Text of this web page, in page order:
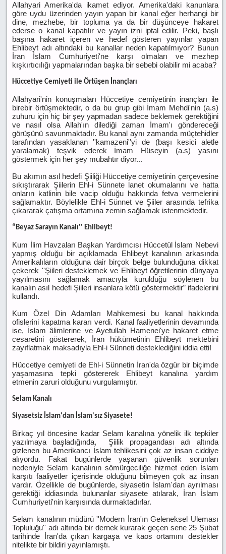
Allahyari Amerika'da ikamet ediyor. Amerika'daki kanunlara
göre uydu üzerinden yayın yapan bir kanal eğer herhangi bir
dine, mezhebe, bir topluma ya da bir düşünceye hakaret
ederse o kanal kapatılır ve yayın izni iptal edilir. Peki, başlı
başına hakaret içeren ve hedef gösteren yayınlar yapan
Ehlibeyt adı altındaki bu kanallar neden kapatılmıyor? Bunun
İran İslam Cumhuriyeti'ne karşı olmaları ve mezhep
kışkırtıcılığı yapmalarından başka bir sebebi olabilir mi acaba?
Hüccetiye Cemiyeti ile Örtüşen İnançları
Allahyari'nin konuşmaları Hüccetiye cemiyetinin inançları ile
birebir örtüşmektedir, o da bu grup gibi İmam Mehdi'nin (a.s)
zuhuru için hiç bir şey yapmadan sadece beklemek gerektiğini
ve nasıl olsa Allah'ın dilediği zaman İmam'ı göndereceği
görüşünü savunmaktadır. Bu kanal aynı zamanda müçtehidler
tarafından yasaklanan ''kamazeni''yi de (başı kesici aletle
yaralamak) teşvik ederek İmam Hüseyin (a.s) yasını
göstermek için her şey mubahtır diyor...
Bu akımın asıl hedefi Şiiliği Hüccetiye cemiyetinin çerçevesine
sıkıştırarak Şiilerin Ehl-i Sünnete lanet okumalarını ve hatta
onların katlinin bile vacip olduğu hakkında fetva vermelerini
sağlamaktır. Böylelikle Ehl-i Sünnet ve Şiiler arasında tefrika
çıkararak çatışma ortamına zemin sağlamak istenmektedir.
“Beyaz Sarayın Kanalı'' Ehlibeyt!
Kum İlim Havzaları Başkan Yardımcısı Hüccetül İslam Nebevi
yapmış olduğu bir açıklamada Ehlibeyt kanalının arkasında
Amerikalıların olduğuna dair birçok belge bulunduğuna dikkat
çekerek ''Şiileri desteklemek ve Ehlibeyt öğretilerinin dünyaya
yayılmasını sağlamak amacıyla kurulduğu söylenen bu
kanalın asıl hedefi Şiileri insanlara kötü göstermektir” ifadelerini
kullandı.
Kum Özel Din Adamları Mahkemesi bu kanal hakkında
ofislerini kapatma kararı verdi. Kanal faaliyetlerinin devamında
ise, İslam âlimlerine ve Ayetullah Hamenei'ye hakaret etme
cesaretini göstererek, İran hükümetinin Ehlibeyt mektebini
zayıflatmak maksadıyla Ehl-i Sünneti desteklediğini iddia etti!
Hüccetiye cemiyeti de Ehl-i Sünnetin İran'da özgür bir biçimde
yaşamasına tepki göstererek Ehlibeyt kanalına yardım
etmenin zaruri olduğunu vurgulamıştır.
Selam Kanalı
Siyasetsiz İslam'dan İslam'sız Siyasete!
Birkaç yıl öncesine kadar Selam kanalına yönelik ilk tepkiler
yazılmaya başladığında, Şiilik propagandası adı altında
gizlenen bu Amerikancı İslam tehlikesini çok az insan ciddiye
alıyordu. Fakat bugünlerde yaşanan güvenlik sorunları
nedeniyle Selam kanalının sömürgeciliğe hizmet eden İslam
karşıtı faaliyetler içerisinde olduğunu bilmeyen çok az insan
vardır. Özellikle de bugünlerde, siyasetin İslam'dan ayrılması
gerektiği iddiasında bulunanlar siyasete atılarak, İran İslam
Cumhuriyeti'nin karşısında durmaktadırlar.
Selam kanalının müdürü ''Modern İran'ın Geleneksel Uleması
Topluluğu'' adı altında bir dernek kurarak geçen sene 25 Şubat
tarihinde İran'da çıkan kargaşa ve kaos ortamını destekler
nitelikte bir bildiri yayınlamıştı.